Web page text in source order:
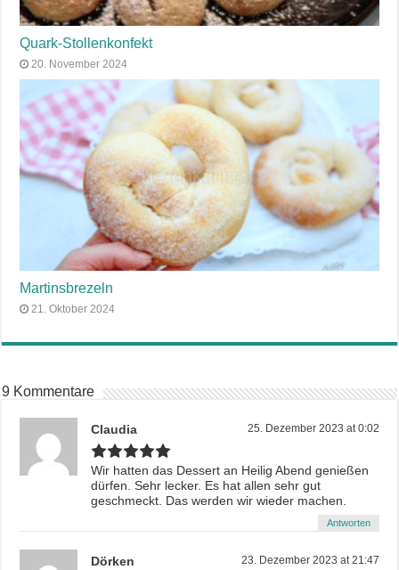
Quark-Stollenkonfekt
20. November 2024
Martinsbrezeln
21. Oktober 2024
9 Kommentare
Claudia 25. Dezember 2023 at 0:02
Wir hatten das Dessert an Heilig Abend genießen
dürfen. Sehr lecker. Es hat allen sehr gut
geschmeckt. Das werden wir wieder machen.
Antworten
Dörken 23. Dezember 2023 at 21:47